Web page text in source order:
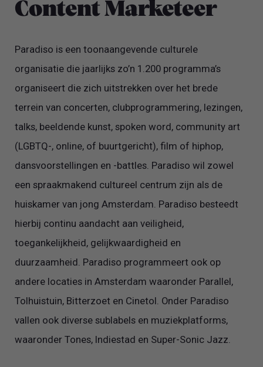
Content Marketeer
Paradiso is een toonaangevende culturele
organisatie die jaarlijks zo’n 1.200 programma’s
organiseert die zich uitstrekken over het brede
terrein van concerten, clubprogrammering, lezingen,
talks, beeldende kunst, spoken word, community art
(LGBTQ-, online, of buurtgericht), film of hiphop,
dansvoorstellingen en -battles. Paradiso wil zowel
een spraakmakend cultureel centrum zijn als de
huiskamer van jong Amsterdam. Paradiso besteedt
hierbij continu aandacht aan veiligheid,
toegankelijkheid, gelijkwaardigheid en
duurzaamheid. Paradiso programmeert ook op
andere locaties in Amsterdam waaronder Parallel,
Tolhuistuin, Bitterzoet en Cinetol. Onder Paradiso
vallen ook diverse sublabels en muziekplatforms,
waaronder Tones, Indiestad en Super-Sonic Jazz.